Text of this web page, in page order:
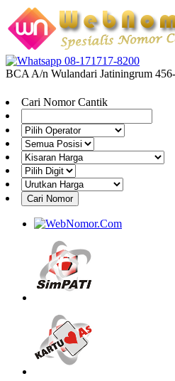
08-171717-8200
BCA A/n Wulandari Jatiningrum
Cari Nomor Cantik